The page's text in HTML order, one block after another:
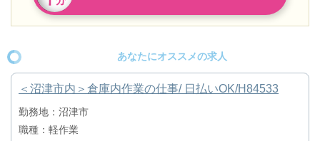
あなたにオススメの求人
＜沼津市内＞倉庫内作業の仕事/ 日払いOK/H84533
勤務地：沼津市
職種：軽作業